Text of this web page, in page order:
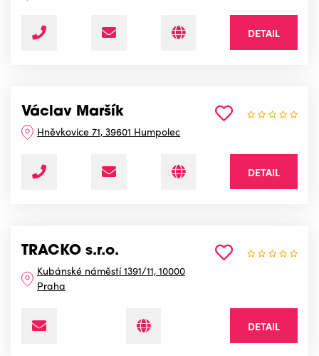
DETAIL
Václav Maršík
Hněvkovice 71, 39601 Humpolec
DETAIL
TRACKO s.r.o.
Kubánské náměstí 1391/11, 10000
Praha
DETAIL